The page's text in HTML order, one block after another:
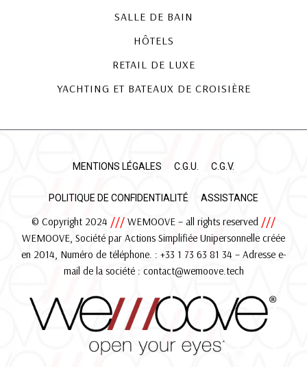
SALLE DE BAIN
HÔTELS
RETAIL DE LUXE
YACHTING ET BATEAUX DE CROISIÈRE
MENTIONS LÉGALES C.G.U. C.G.V.
POLITIQUE DE CONFIDENTIALITÉ ASSISTANCE
© Copyright 2024 /// WEMOOVE – all rights reserved ///
WEMOOVE, Société par Actions Simplifiée Unipersonnelle créée
en 2014, Numéro de téléphone. : +33 1 73 63 81 34 – Adresse e-
mail de la société : contact@wemoove.tech